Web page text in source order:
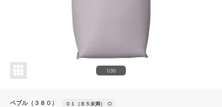
1/30
ペブル（３８０） ０１（Ｂ５未満） ○